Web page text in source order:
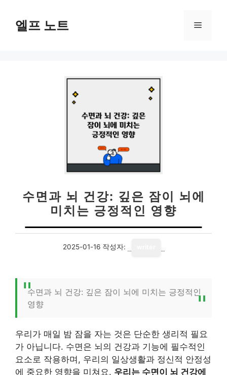
엘프 노트 메
수면과 뇌 건강: 깊은 잠이 뇌에
미치는 긍정적인 영향
2025-01-16 작성자:
수면과 뇌 건강: 깊은 잠이 뇌에 미치는 긍정적인
영향
우리가 매일 밤 잠을 자는 것은 단순한 생리적 필요
가 아닙니다. 수면은 뇌의 건강과 기능에 필수적인
요소로 작용하며, 우리의 일상생활과 정신적 안정성
에 중요한 영향을 미쳐요. 우리는 수면이 뇌 건강에